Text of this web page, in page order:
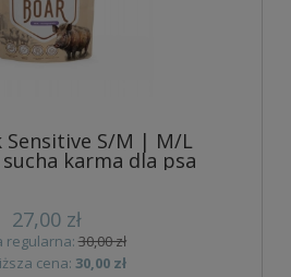
Sensitive S/M | M/L
karma dla psa
27,00 zł
regularna:30,00 zł
cena: 30,00 zł